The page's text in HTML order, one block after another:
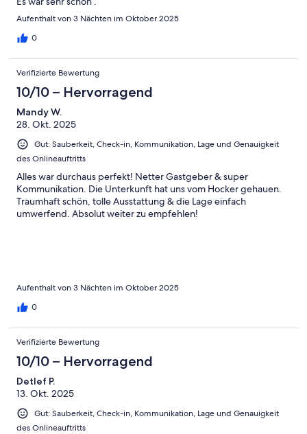
Aufenthalt von 3 Nächten im Oktober 2025
0
Verifizierte Bewertung
10/10 – Hervorragend
Mandy W.
28. Okt. 2025
Gut: Sauberkeit, Check-in, Kommunikation, Lage und Genauigkeit
des Onlineauftritts
Alles war durchaus perfekt! Netter Gastgeber & super
Kommunikation. Die Unterkunft hat uns vom Hocker gehauen.
Traumhaft schön, tolle Ausstattung & die Lage einfach
umwerfend. Absolut weiter zu empfehlen!
Aufenthalt von 3 Nächten im Oktober 2025
0
Verifizierte Bewertung
10/10 – Hervorragend
Detlef P.
13. Okt. 2025
Gut: Sauberkeit, Check-in, Kommunikation, Lage und Genauigkeit
des Onlineauftritts